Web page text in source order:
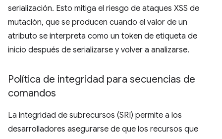
serialización. Esto mitiga el riesgo de ataques XSS de
mutación, que se producen cuando el valor de un
atributo se interpreta como un token de etiqueta de
inicio después de serializarse y volver a analizarse.
Política de integridad para secuencias de
comandos
La integridad de subrecursos (SRI) permite a los
desarrolladores asegurarse de que los recursos que